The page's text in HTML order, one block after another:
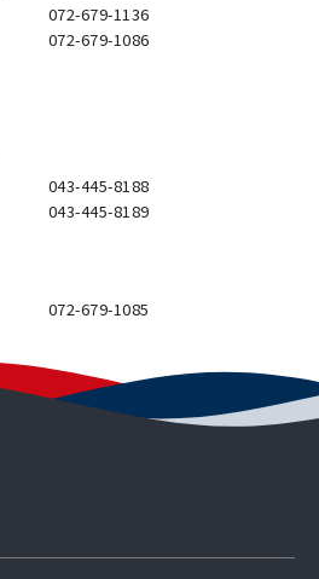
072-679-1136
072-679-1086
043-445-8188
043-445-8189
072-679-1085